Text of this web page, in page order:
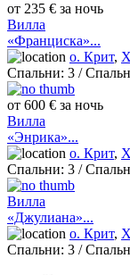
от 235 € за ночь
Вилла
«Франциска»...
о. Крит,
Спальни: 3 /
от 600 € за ночь
Вилла
«Энрика»...
о. Крит,
Спальни: 3 /
Вилла
«Джулиана»...
о. Крит,
Спальни: 3 /